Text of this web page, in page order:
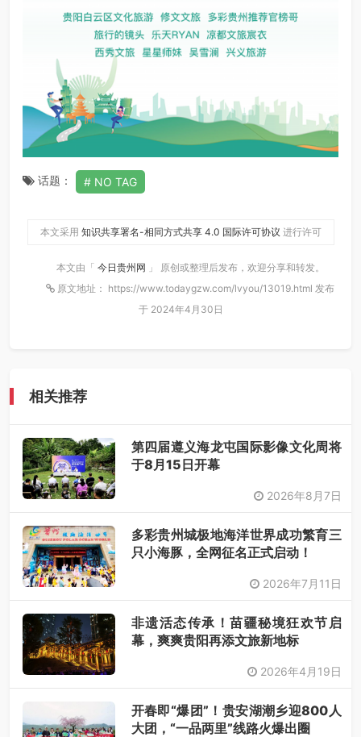
话题： NO TAG
本文采用 知识共享署名-相同方式共享 4.0 国际许可协议 进行许可
本文由「 今日贵州网 」 原创或整理后发布，欢迎分享和转发。
原文地址： https://www.todaygzw.com/lvyou/13019.html 发布
于 2024年4月30日
相关推荐
第四届遵义海龙屯国际影像文化周将
于8月15日开幕
2026年8月7日
多彩贵州城极地海洋世界成功繁育三
只小海豚，全网征名正式启动！
2026年7月11日
非遗活态传承！苗疆秘境狂欢节启
幕，爽爽贵阳再添文旅新地标
2026年4月19日
开春即“爆团”！贵安湖潮乡迎800人
大团，“一品两里”线路火爆出圈